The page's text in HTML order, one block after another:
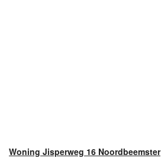
Woning Jisperweg 16 Noordbeemster